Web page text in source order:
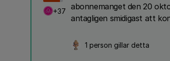
+37
abonnemanget den 20
antagligen smidigast att
1 person gillar detta